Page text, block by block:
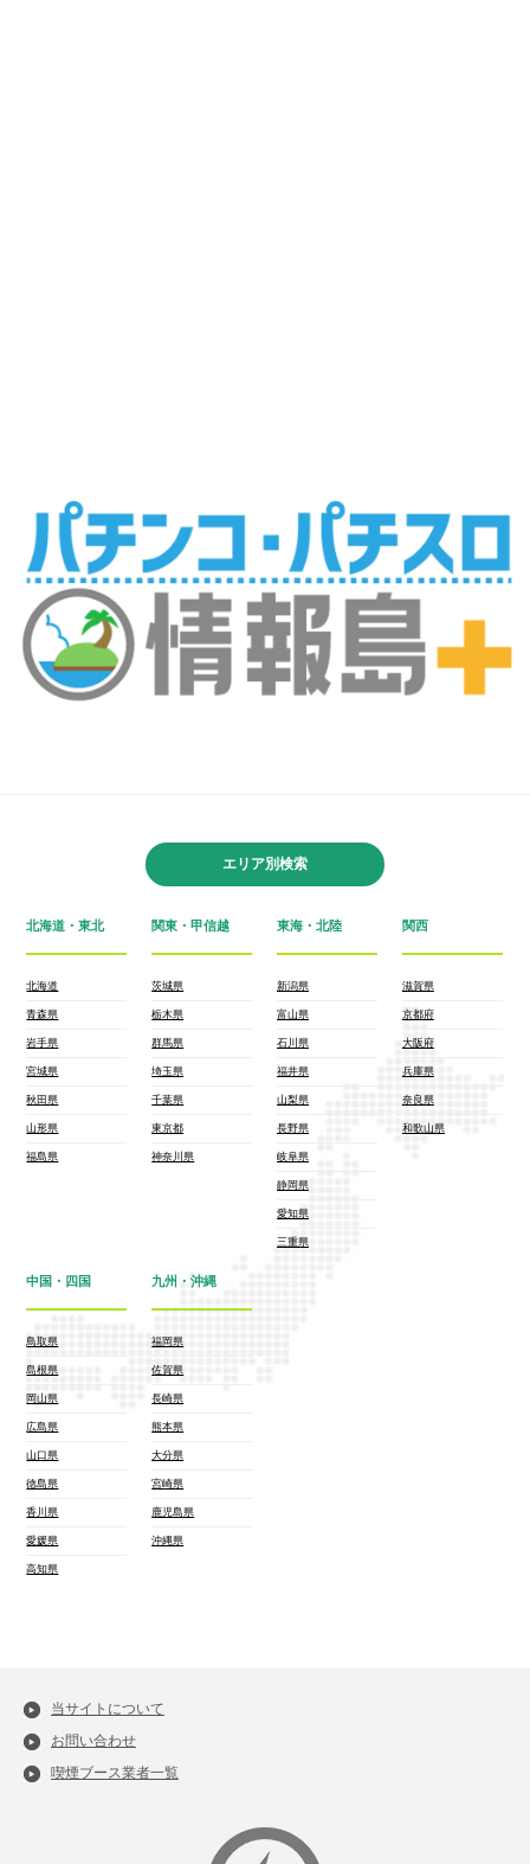
エリア別検索
北海道・東北
北海道
青森県
岩手県
宮城県
秋田県
山形県
福島県
関東・甲信越
茨城県
栃木県
群馬県
埼玉県
千葉県
東京都
神奈川県
東海・北陸
新潟県
富山県
石川県
福井県
山梨県
長野県
岐阜県
静岡県
愛知県
三重県
関西
滋賀県
京都府
大阪府
兵庫県
奈良県
和歌山県
中国・四国
鳥取県
島根県
岡山県
広島県
山口県
徳島県
香川県
愛媛県
高知県
九州・沖縄
福岡県
佐賀県
長崎県
熊本県
大分県
宮崎県
鹿児島県
沖縄県
当サイトについて
お問い合わせ
喫煙ブース業者一覧